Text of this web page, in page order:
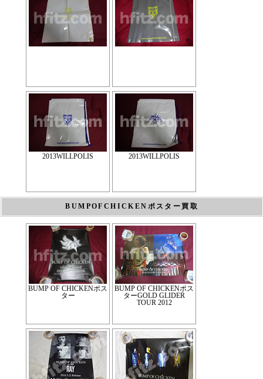
2013WILLPOLIS 2013WILLPOLIS
BUMPOFCHICKENポスター買取
BUMP OF CHICKENポス
ター
BUMP OF CHICKENポス
ターGOLD GLIDER
TOUR 2012